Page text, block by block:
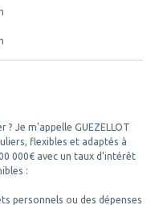
Je m'appelle GUEZELLOT
flexibles et adaptés à
000€ avec un taux d'intérêt
:
personnels ou des dépenses